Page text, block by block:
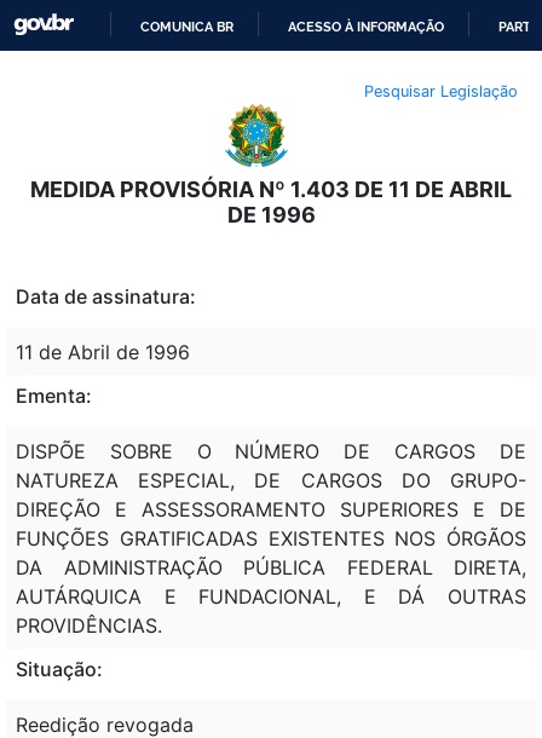
O
CONTEÚDO
COMUNICA BR ACESSO À INFORMAÇÃO
Pesquisar Legislação
MEDIDA PROVISÓRIA Nº 1.403 DE 11 DE ABRIL
DE 1996
Data de assinatura:
11 de Abril de 1996
Ementa:
DISPÕE SOBRE O NÚMERO DE CARGOS DE
NATUREZA ESPECIAL, DE CARGOS DO GRUPO-
DIREÇÃO E ASSESSORAMENTO SUPERIORES E DE
FUNÇÕES GRATIFICADAS EXISTENTES NOS ÓRGÃOS
DA ADMINISTRAÇÃO PÚBLICA FEDERAL DIRETA,
AUTÁRQUICA E FUNDACIONAL, E DÁ OUTRAS
PROVIDÊNCIAS.
Situação:
Reedição revogada